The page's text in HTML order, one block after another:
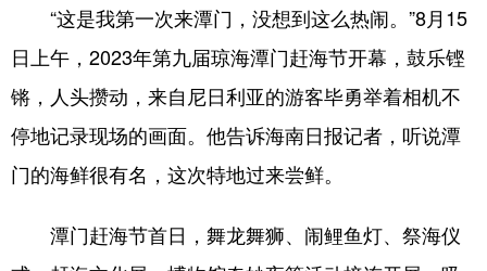
“这是我第一次来潭门，没想到这么热闹。”8月15
日上午，2023年第九届琼海潭门赶海节开幕，鼓乐铿
锵，人头攒动，来自尼日利亚的游客毕勇举着相机不
停地记录现场的画面。他告诉海南日报记者，听说潭
门的海鲜很有名，这次特地过来尝鲜。
潭门赶海节首日，舞龙舞狮、闹鲤鱼灯、祭海仪